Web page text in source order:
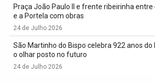
Praça João Paulo II e frente ribeirinha entre
e a Portela com obras
24 de Julho 2026
São Martinho do Bispo celebra 922 anos do
o olhar posto no futuro
24 de Julho 2026